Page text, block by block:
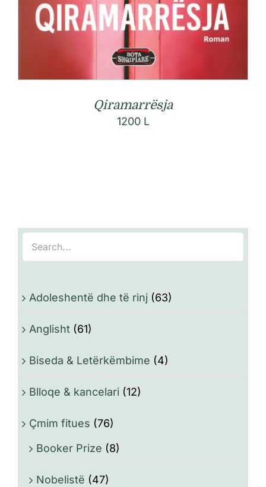
Qiramarrësja
1200 L
Adoleshentë dhe të rinj (63)
Anglisht (61)
Biseda & Letërkëmbime (4)
Blloqe & kancelari (12)
Çmim fitues (76)
Booker Prize (8)
Nobelistë (47)